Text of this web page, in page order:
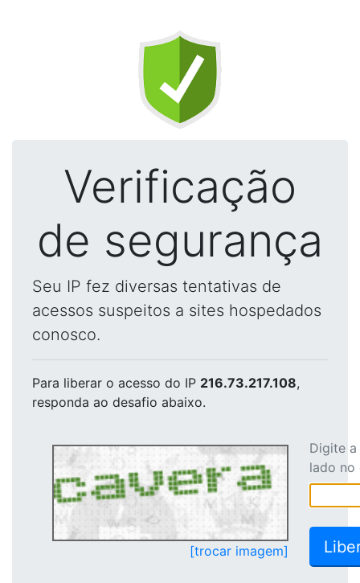
Verificação
de segurança
Seu IP fez diversas tentativas de
acessos suspeitos a sites hospedados
conosco.
Para liberar o acesso do IP 216.73.217.108,
responda ao desafio abaixo.
[trocar imagem]
Digite
lado no